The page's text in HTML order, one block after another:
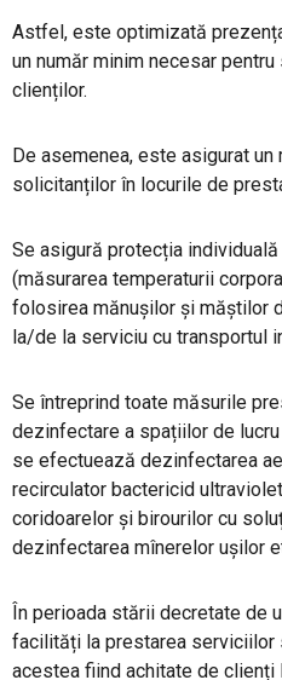
INFO
Astfel, este optimizată
un număr minim necesar
clienților.
De asemenea, este asigurat
solicitanților în locurile de
Se asigură protecția
(măsurarea temperaturii
folosirea mănușilor și măștilor
la/de la serviciu cu transportul
Se întreprind toate măsurile
dezinfectare a spațiilor de
se efectuează dezinfectarea
recirculator bactericid
coridoarelor și birourilor cu
dezinfectarea mînerelor ușilor
În perioada stării decretate de
facilități la prestarea serviciilor
acestea fiind achitate de clienți